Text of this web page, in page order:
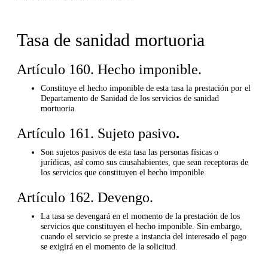
Tasa de sanidad mortuoria
Artículo 160. Hecho imponible.
Constituye el hecho imponible de esta tasa la prestación por el
Departamento de Sanidad de los servicios de sanidad
mortuoria.
Artículo 161. Sujeto pasivo.
Son sujetos pasivos de esta tasa las personas físicas o
jurídicas, así como sus causahabientes, que sean receptoras de
los servicios que constituyen el hecho imponible.
Artículo 162. Devengo.
La tasa se devengará en el momento de la prestación de los
servicios que constituyen el hecho imponible. Sin embargo,
cuando el servicio se preste a instancia del interesado el pago
se exigirá en el momento de la solicitud.